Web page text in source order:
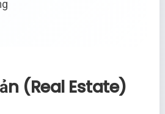
(Real Estate)